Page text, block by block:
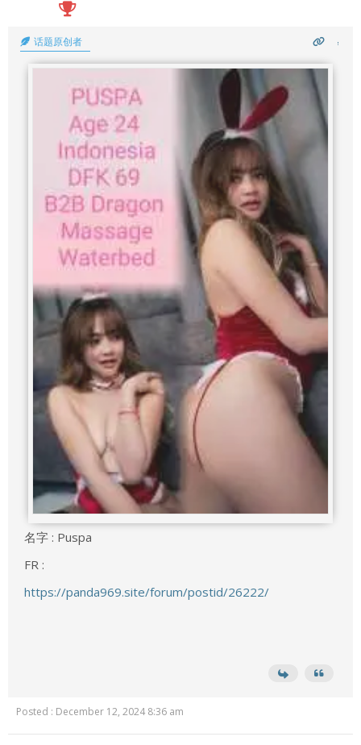
话题原创者
名字 : Puspa
FR :
https://panda969.site/forum/postid/26222/
Posted : December 12, 2024 8:36 am